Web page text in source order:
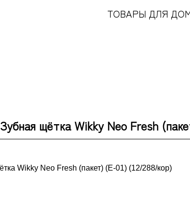
ТОВАРЫ ДЛЯ
Зубная щётка Wikky Neo Fresh